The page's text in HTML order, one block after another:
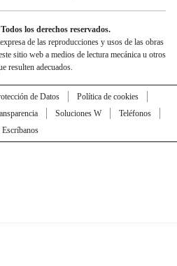
los derechos reservados.
de las reproducciones y usos de las obras
sitio web a medios de lectura mecánica u otros
resulten adecuados.
de Datos
Política de cookies
Soluciones W
Teléfonos
Escríbanos